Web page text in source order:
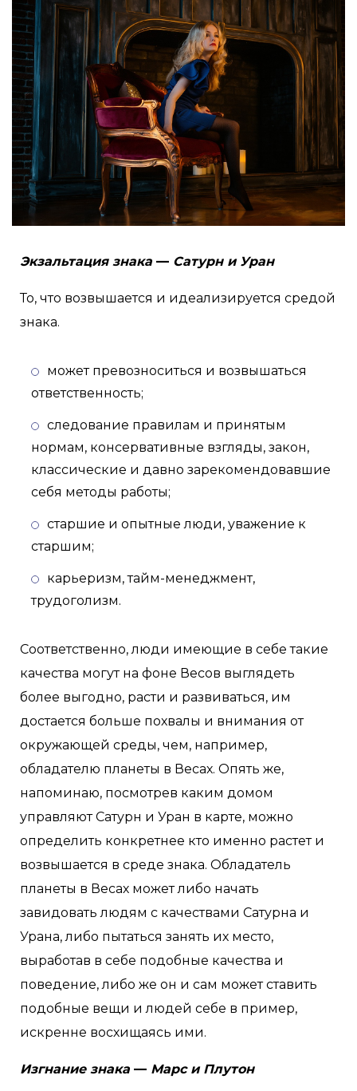
Экзальтация знака — Сатурн и Уран
То, что возвышается и идеализируется средой
знака.
может превозноситься и возвышаться
ответственность;
следование правилам и принятым
нормам, консервативные взгляды, закон,
классические и давно зарекомендовавшие
себя методы работы;
старшие и опытные люди, уважение к
старшим;
карьеризм, тайм-менеджмент,
трудоголизм.
Соответственно, люди имеющие в себе такие
качества могут на фоне Весов выглядеть
более выгодно, расти и развиваться, им
достается больше похвалы и внимания от
окружающей среды, чем, например,
обладателю планеты в Весах. Опять же,
напоминаю, посмотрев каким домом
управляют Сатурн и Уран в карте, можно
определить конкретнее кто именно растет и
возвышается в среде знака. Обладатель
планеты в Весах может либо начать
завидовать людям с качествами Сатурна и
Урана, либо пытаться занять их место,
выработав в себе подобные качества и
поведение, либо же он и сам может ставить
подобные вещи и людей себе в пример,
искренне восхищаясь ими.
Изгнание знака — Марс и Плутон